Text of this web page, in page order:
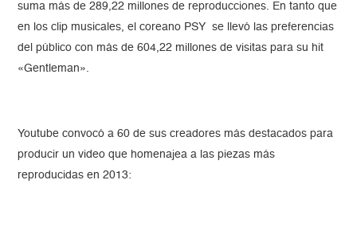
suma más de 289,22 millones de reproducciones. En tanto que
en los clip musicales, el coreano PSY se llevó las preferencias
del público con más de 604,22 millones de visitas para su hit
«Gentleman».
Youtube convocó a 60 de sus creadores más destacados para
producir un video que homenajea a las piezas más
reproducidas en 2013: